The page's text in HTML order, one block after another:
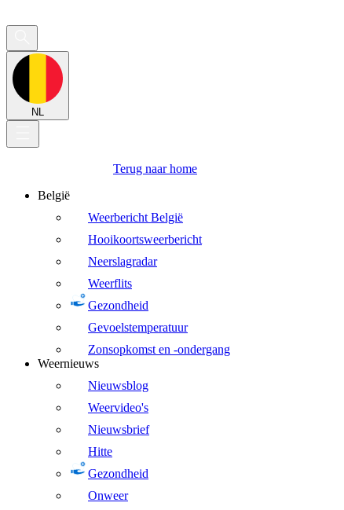
NL
Terug naar home
België
Weerbericht België
Hooikoortsweerbericht
Neerslagradar
Weerflits
Gezondheid
Gevoelstemperatuur
Zonsopkomst en -ondergang
Weernieuws
Nieuwsblog
Weervideo's
Nieuwsbrief
Hitte
Gezondheid
Onweer